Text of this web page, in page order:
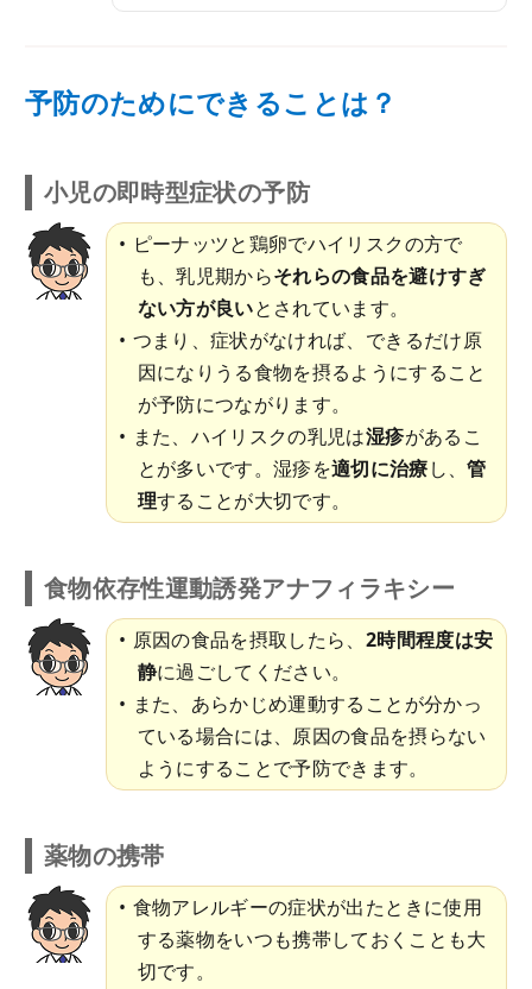
予防のためにできることは？
小児の即時型症状の予防
ピーナッツと鶏卵でハイリスクの方で
も、乳児期からそれらの食品を避けすぎ
ない方が良いとされています。
つまり、症状がなければ、できるだけ原
因になりうる食物を摂るようにすること
が予防につながります。
また、ハイリスクの乳児は湿疹があるこ
とが多いです。湿疹を適切に治療し、管
理することが大切です。
食物依存性運動誘発アナフィラキシー
原因の食品を摂取したら、 2時間程度は安
静に過ごしてください。
また、あらかじめ運動することが分かっ
ている場合には、原因の食品を摂らない
ようにすることで予防できます。
薬物の携帯
食物アレルギーの症状が出たときに使用
する薬物をいつも携帯しておくことも大
切です。